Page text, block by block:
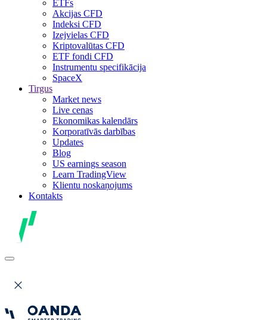
ETFs
Akcijas CFD
Indeksi CFD
Izejvielas CFD
Kriptovalūtas CFD
ETF fondi CFD
Instrumentu specifikācija
SpaceX
Tirgus
Market news
Live cenas
Ekonomikas kalendārs
Korporatīvās darbības
Updates
Blog
US earnings season
Learn TradingView
Klientu noskaņojums
Kontakts